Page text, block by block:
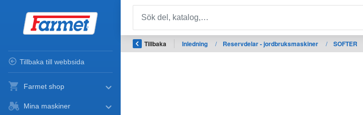
Tillbaka till webbsida
Farmet shop
Mina maskiner
Tillbaka Inledning / Reservdelar - jordbruksmaskiner / SOFTER